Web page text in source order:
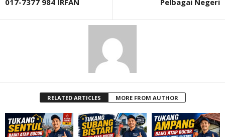
RELATED ARTICLES MORE FROM AUTHOR